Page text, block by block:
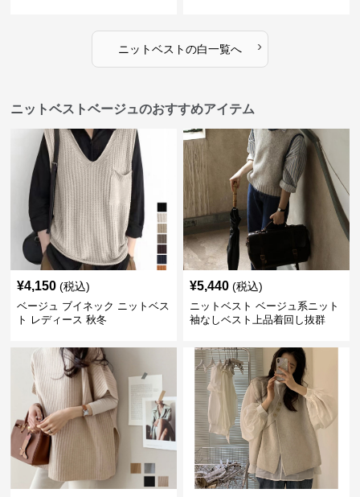
ニットベストの白一覧へ ›
ニットベストベージュのおすすめアイテム
¥4,150 (税込)
ベージュ ブイネック ニットベス
ト レディース 秋冬
¥5,440 (税込)
ニットベスト ベージュ系ニット
袖なしベスト上品着回し抜群